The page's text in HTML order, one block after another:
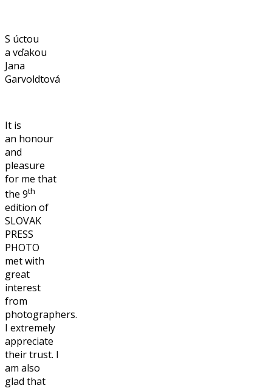
S úctou
a vďakou
Jana
Garvoldtová
It is
an honour
and
pleasure
for me that
the 9th
edition of
SLOVAK
PRESS
PHOTO
met with
great
interest
from
photographers.
I extremely
appreciate
their trust. I
am also
glad that